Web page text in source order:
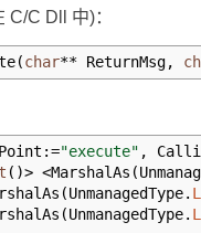
C Dll 中)：
(char** ReturnMsg,
="execute" ,
( )> <MarshalAs (
(UnmanagedType.
(UnmanagedType.